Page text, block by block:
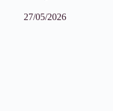
27/05/2026